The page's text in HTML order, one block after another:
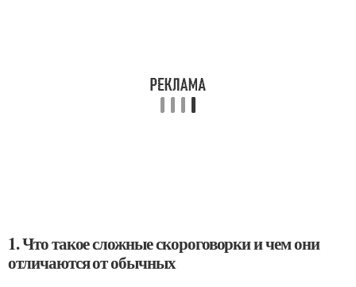
1. Что такое сложные скороговорки и чем они
отличаются от обычных